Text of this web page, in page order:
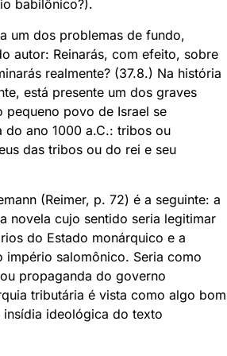
babilônico?).
um dos problemas de fundo,
autor: Reinarás, com efeito, sobre
realmente? (37.8.) Na história
está presente um dos graves
pequeno povo de Israel se
ano 1000 a.C.: tribos ou
das tribos ou do rei e seu
(Reimer, p. 72) é a seguinte: a
novela cujo sentido seria legitimar
do Estado monárquico e a
salomônico. Seria como
propaganda do governo
tributária é vista como algo bom
insídia ideológica do texto